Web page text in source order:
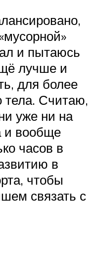
и пытаюсь
лучше и
для более
тела. Считаю,
уже ни на
и вообще
часов в
в
чтобы
связать с